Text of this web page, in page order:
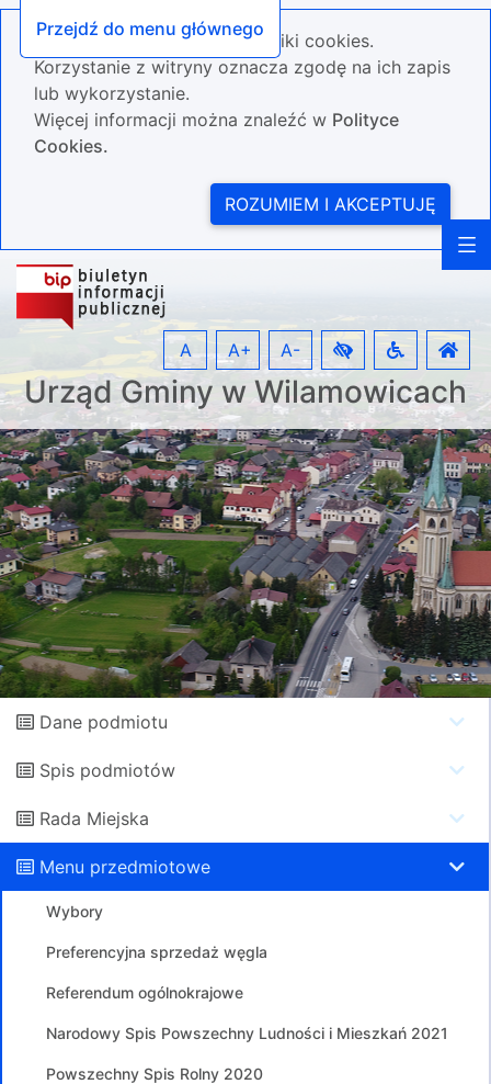
Przejdź do menu głównego
Nasza strona wykorzystuje pliki cookies.
Korzystanie z witryny oznacza zgodę na ich zapis
lub wykorzystanie.
Więcej informacji można znaleźć w Polityce
Cookies.
ROZUMIEM I AKCEPTUJĘ
Urząd Gminy w Wilamowicach
A A+ A-
Dane podmiotu
Spis podmiotów
Rada Miejska
Menu przedmiotowe
Wybory
Preferencyjna sprzedaż węgla
Referendum ogólnokrajowe
Narodowy Spis Powszechny Ludności i Mieszkań 2021
Powszechny Spis Rolny 2020